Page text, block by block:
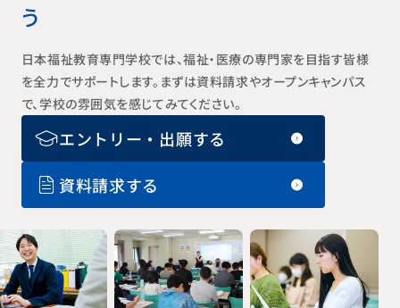
う
日本福祉教育専門学校では、福祉・医療の専門家を目指す皆様
を全力でサポートします。まずは資料請求やオープンキャンパス
で、学校の雰囲気を感じてみてください。
エントリー・出願する
資料請求する